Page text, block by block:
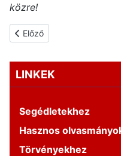
LINKEK
Segédletekhez
Hasznos
Törvényekhez
közre!
Előző cikk: A sajátos
Előző